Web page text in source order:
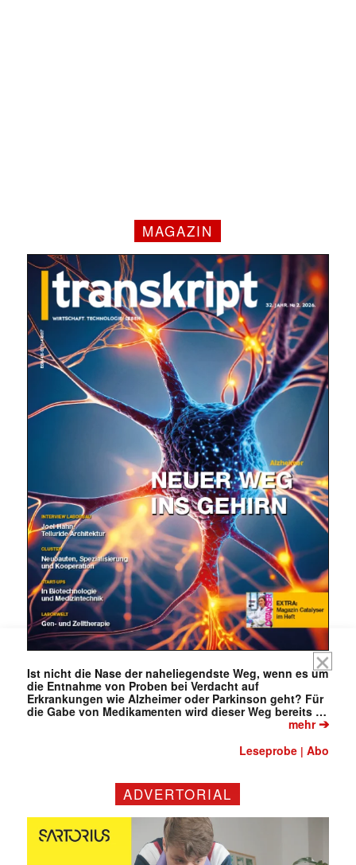
Mit dem |transkript-Newsletter
jede Woche aktuell informiert.
E-
Mail
(erforderlich)
MAGAZIN
Ist nicht die Nase der naheliegendste Weg, wenn es um
die Entnahme von Proben bei Verdacht auf
Erkrankungen wie Alzheimer oder Parkinson geht? Für
die Gabe von Medikamenten wird dieser Weg bereits …
mehr➔
Leseprobe |Abo
ADVERTORIAL